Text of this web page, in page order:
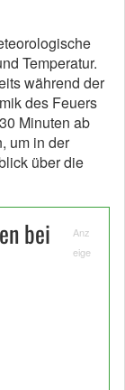
Temperatur.
während der
des Feuers
Minuten ab
um in der
über die
bei
Anz
eige